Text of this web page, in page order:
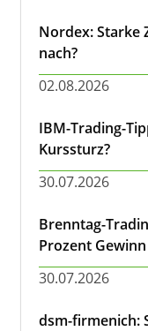
Nordex: Starke
nach?
02.08.2026
IBM-Trading-
Kurssturz?
30.07.2026
Brenntag-
Prozent Gewinn
30.07.2026
dsm-firmenich: